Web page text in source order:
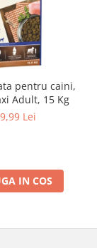
pentru caini,
Adult, 15 Kg
Lei
IN COS